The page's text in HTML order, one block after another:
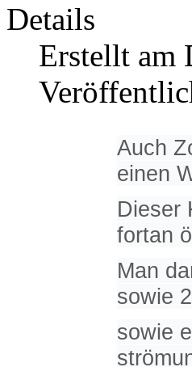
Details
Erstellt am
Auch
einen
Dieser
fortan
Man
sowie
sowie